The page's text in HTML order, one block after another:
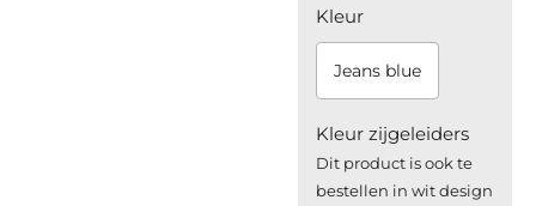
Kleur
Jeans blue
Kleur zijgeleiders
Dit product is ook te
bestellen in wit design